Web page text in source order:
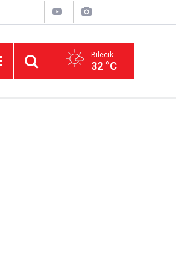
Bilecik
32 °C